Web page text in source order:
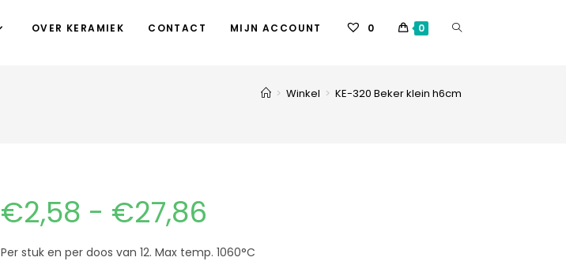
OVER KERAMIEK CONTACT MIJN ACCOUNT 0 0
> Winkel > KE-320 Beker klein h6cm
€2,58 - €27,86
Per stuk en per doos van 12. Max temp. 1060°C